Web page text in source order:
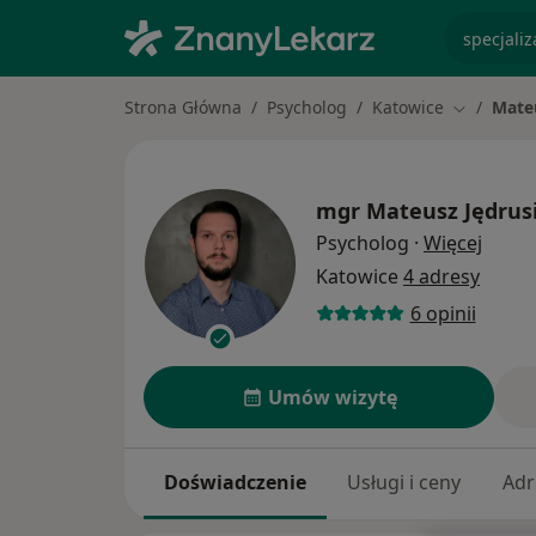
Strona Główna Psycholog Katowice Zmień
mgr Mateusz
Psycholog · Więcej
Katowice 4 adresy
6 opinii
Umów wizytę
Doświadczenie Usługi i ceny